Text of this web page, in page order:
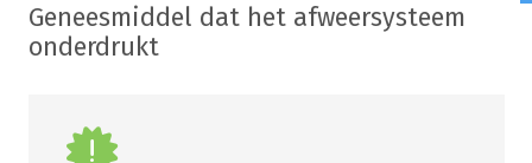
Geneesmiddel dat het afweersysteem
onderdrukt